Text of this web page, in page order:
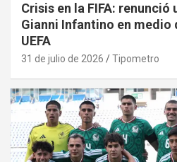
Crisis en la FIFA: renunció
Gianni Infantino en
UEFA
31 de julio de 2026 Tipometro